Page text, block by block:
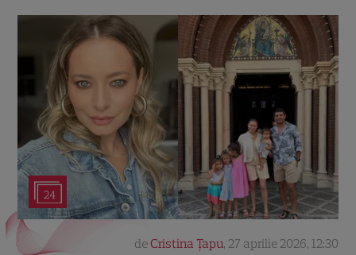
24
de Cristina Țapu, 27 aprilie 2026, 12:30